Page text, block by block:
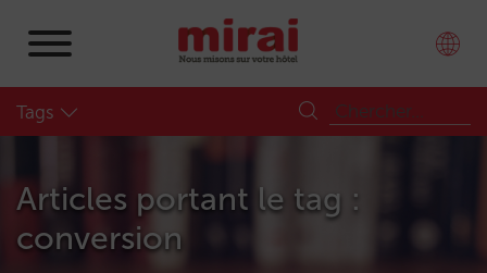
Tags
Articles portant le tag :
conversion